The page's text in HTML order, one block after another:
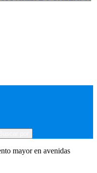
mayor en avenidas